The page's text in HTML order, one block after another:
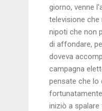
giorno, venne
televisione che
nipoti che non
di affondare,
doveva
campagna
pensate che lo
iniziò a